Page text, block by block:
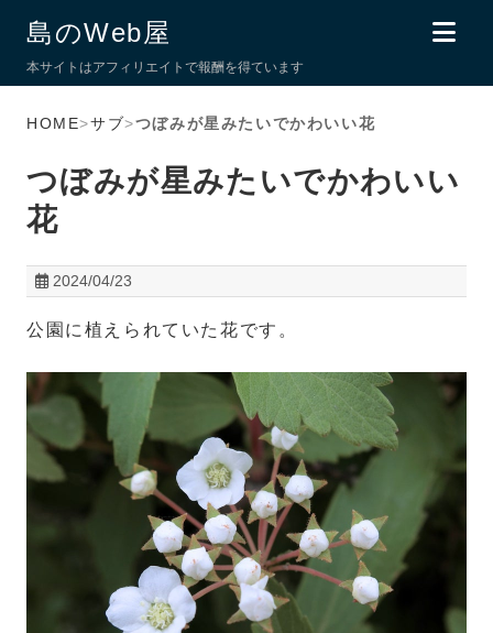
島のWeb屋
本サイトはアフィリエイトで報酬を得ています
HOME>サブ>つぼみが星みたいでかわいい花
つぼみが星みたいでかわいい
花
2024/04/23
公園に植えられていた花です。